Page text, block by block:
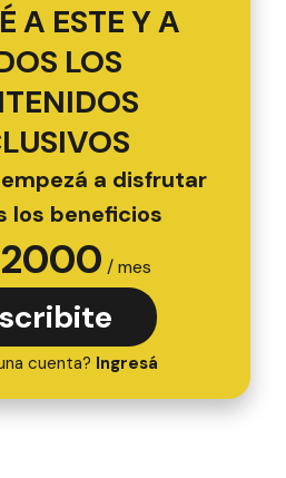
A ESTE Y A
LOS
a disfrutar
los beneficios
2000 / mes
cuenta? Ingresá